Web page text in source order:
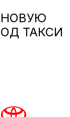
НОВУЮ
ТАКСИ